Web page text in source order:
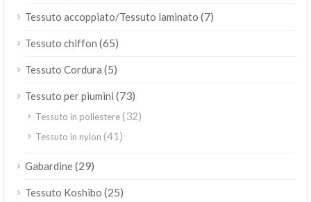
Tessuto accoppiato/Tessuto laminato (7)
Tessuto chiffon (65)
Tessuto Cordura (5)
Tessuto per piumini (73)
Tessuto in poliestere(32)
Tessuto in nylon (41)
Gabardine(29)
Tessuto Koshibo (25)